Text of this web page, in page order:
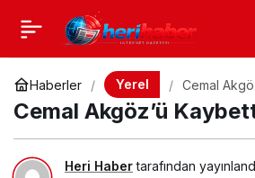
Haberler Yerel Cemal
Cemal Akgöz’ü
Heri Habertarafından